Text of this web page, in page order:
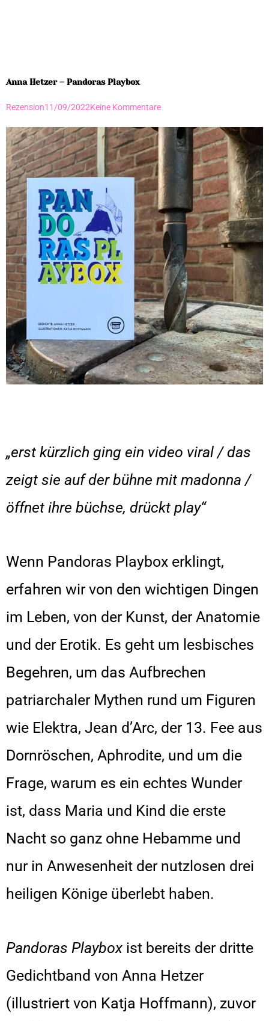
Anna Hetzer – Pandoras Playbox
Rezension11/09/2022Keine Kommentare
„erst kürzlich ging ein video viral / das
zeigt sie auf der bühne mit madonna /
öffnet ihre büchse, drückt play“
Wenn Pandoras Playbox erklingt,
erfahren wir von den wichtigen Dingen
im Leben, von der Kunst, der Anatomie
und der Erotik. Es geht um lesbisches
Begehren, um das Aufbrechen
patriarchaler Mythen rund um Figuren
wie Elektra, Jean d’Arc, der 13. Fee aus
Dornröschen, Aphrodite, und um die
Frage, warum es ein echtes Wunder
ist, dass Maria und Kind die erste
Nacht so ganz ohne Hebamme und
nur in Anwesenheit der nutzlosen drei
heiligen Könige überlebt haben.
Pandoras Playbox ist bereits der dritte
Gedichtband von Anna Hetzer
(illustriert von Katja Hoffmann), zuvor